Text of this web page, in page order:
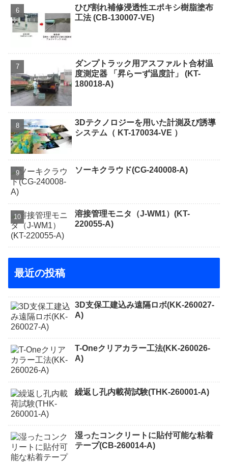
ひび割れ補修浸透性エポキシ樹脂塗布
工法 (CB-130007-VE)
ダンプトラック用アスファルト合材温
度測定器 「昇らーず温度計」 (KT-
180018-A)
3Dテクノロジーを用いた計測及び誘導
システム（ KT-170034-VE ）
ソーキクラウド(CG-240008-A)
溶接管理モニタ（J-WM1）(KT-
220055-A)
最近の投稿
3D支保工建込み遠隔ロボ(KK-260027-
A)
T-Oneクリアカラー工法(KK-260026-
A)
繰返し孔内載荷試験(THK-260001-A)
湿ったコンクリートに貼付可能な粘着
テープ(CB-260014-A)